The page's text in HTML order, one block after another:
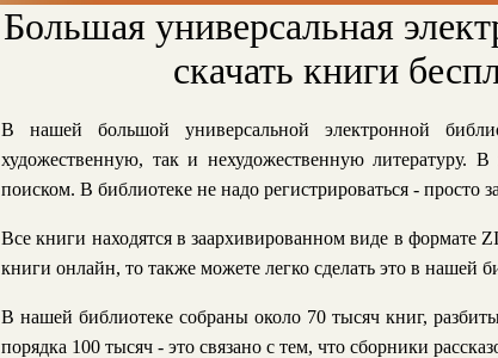
Большая универсальная
скачать книги
В нашей большой универсальной электронной
художественную, так и нехудожественную литературу.
поиском. В библиотеке не надо регистрироваться - просто
Все книги находятся в заархивированном виде в формате
книги онлайн, то также можете легко сделать это в нашей
В нашей библиотеке собраны около 70 тысяч книг,
порядка 100 тысяч - это связано с тем, что сборники